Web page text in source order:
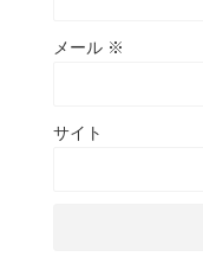
メール ※
サイト